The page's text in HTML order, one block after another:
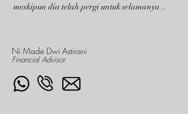
meskipun dia telah pergi untuk selamanya ..
Ni Made Dwi Astirani
Financial Advisor